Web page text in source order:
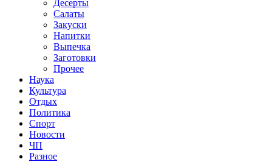
Десерты
Салаты
Закуски
Напитки
Выпечка
Заготовки
Прочее
Наука
Культура
Отдых
Политика
Спорт
Новости
ЧП
Разное